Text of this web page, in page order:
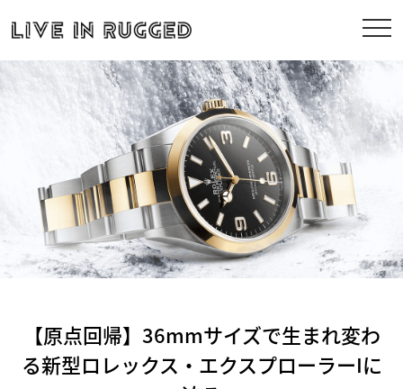
【原点回帰】36mmサイズで生まれ変わ
る新型ロレックス・エクスプローラーIに